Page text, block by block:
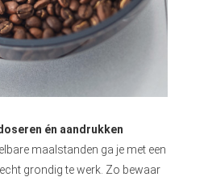
én aandrukken
maalstanden ga je met een
grondig te werk. Zo bewaar